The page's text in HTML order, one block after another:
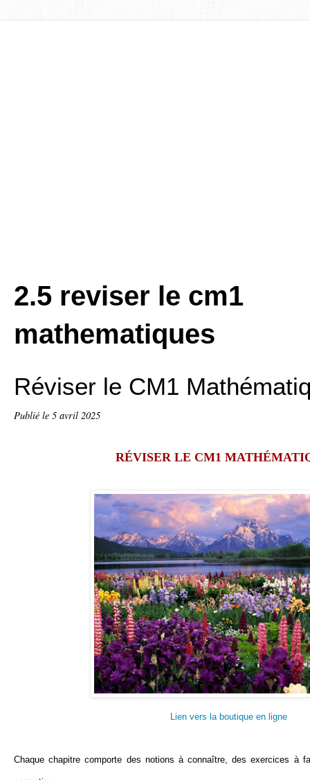
2.5 reviser le cm1
mathematiques
Réviser le CM1
Publié le 5 avril 2025
RÉVISER LE CM1
Lien vers la boutique en ligne
Chaque chapitre comporte des notions à connaître, des exercices à